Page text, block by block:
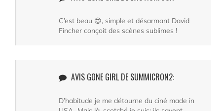
C’est beau 😍, simple et désarmant David
Fincher conçoit des scènes sublimes !
AVIS GONE GIRL DE SUMMICRON2:
D’habitude je me détourne du ciné made in